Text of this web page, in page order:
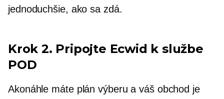
jednoduchšie, ako sa zdá.
Krok 2. Pripojte Ecwid k službe
POD
Akonáhle máte plán výberu a váš obchod je